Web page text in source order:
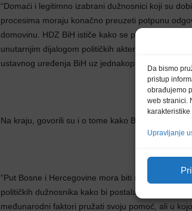
Da bismo
pristup
obrađujemo
web stranici.
Upravljanje
“Domaći i legitimno izabrani dužnosnici koji su
procesima moraju konačno preuzeti potpunu
domovinu. HDZ BiH ističe kako se potrebni
unutarnjim dijalogom političkih aktera,
ustavnog uređenja BiH uz jednakopravnost svih
Na kraju, govorili su i o tome kako BiH mora
“Put Bosne i Hercegovine mora biti samostalno i
političkih dužnosnika kako bi postala stabilna i
međunarodni faktori pružati svoju pomoć, ali u